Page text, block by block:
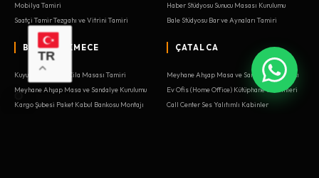
Mobilya Tamiri
Saatçi Tamir Tezgahı ve Vitrini Tamiri
Haber Stüdyosu Sunucu Masası Kurulumu
Bale Stüdyosu Bar ve Aynaları Tamiri
BÜYÜKÇEKMECE
Kuyumcu Atölyesi Cila Masası Tamiri
Meyhane Ahşap Masa ve Sandalye Kurulumu
Kargo Şubesi Paket Kabul Bankosu Montajı
ÇATALCA
Meyhane Ahşap Masa ve Sandalye Tasarımı
Ev Ofis (Home Office) Kütüphane Sistemleri
Call Center Ses Yalıtımlı Kabinler
TR